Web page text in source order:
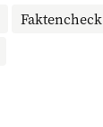
Faktencheck